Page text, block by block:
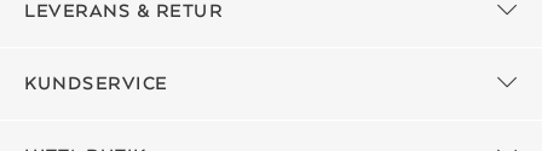
LEVERANS & RETUR
KUNDSERVICE